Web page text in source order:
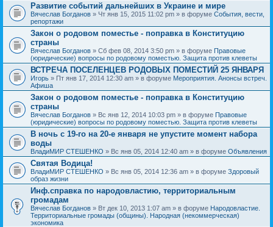
Развитие событий дальнейших в Украине и мире
Вячеслав Богданов » Чт янв 15, 2015 11:02 pm » в форуме События, вести,
репортажи
Закон о родовом поместье - поправка в Конституцию
страны
Вячеслав Богданов » Сб фев 08, 2014 3:50 pm » в форуме Правовые
(юридические) вопросы по родовому поместью. Защита против клеветы
ВСТРЕЧА ПОСЕЛЕНЦЕВ РОДОВЫХ ПОМЕСТИЙ 25 ЯНВАРЯ
Игорь » Пт янв 17, 2014 12:30 am » в форуме Мероприятия. Анонсы встреч.
Афиша
Закон о родовом поместье - поправка в Конституцию
страны
Вячеслав Богданов » Вс янв 12, 2014 10:03 pm » в форуме Правовые
(юридические) вопросы по родовому поместью. Защита против клеветы
В ночь с 19-го на 20-е января не упустите момент набора
воды
ВладиМИР СТЕШЕНКО » Вс янв 05, 2014 12:40 am » в форуме Объявления
Святая Водица!
ВладиМИР СТЕШЕНКО » Вс янв 05, 2014 12:36 am » в форуме Здоровый
образ жизни
Инф.справка по народовластию, территориальным
громадам
Вячеслав Богданов » Вт дек 10, 2013 1:07 am » в форуме Народовластие.
Территориальные громады (общины). Народная (некоммерческая)
экономика